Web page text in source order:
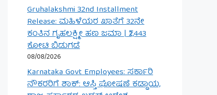
Gruhalakshmi 32nd Installment
Release: ಮಹಿಳೆಯರ ಖಾತೆಗೆ 32ನೇ
ಕಂತಿನ ಗೃಹಲಕ್ಷ್ಮೀ ಹಣ ಜಮಾ | ₹2,443
ಕೋಟಿ ಬಿಡುಗಡೆ
08/08/2026
Karnataka Govt Employees: ಸರ್ಕಾರಿ
ನೌಕರರಿಗೆ ಶಾಕ್: ಆಸ್ತಿ ಘೋಷಣೆ ಕಡ್ಡಾಯ,